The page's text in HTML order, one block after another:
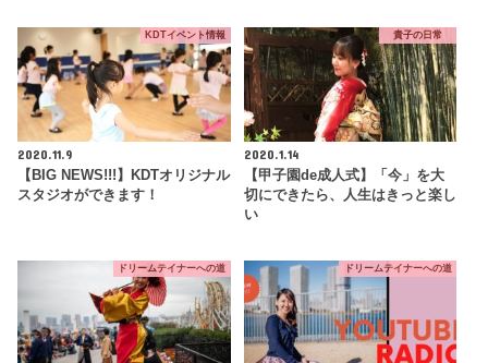
KDTイベント情報
2020.11.9
【BIG NEWS!!!】KDTオリジナル
スタジオができます！
貴子の日常
2020.1.14
【甲子園de成人式】「今」を大
切にできたら、人生はきっと楽し
い
ドリームテイナーへの道 ドリームテイナーへの道